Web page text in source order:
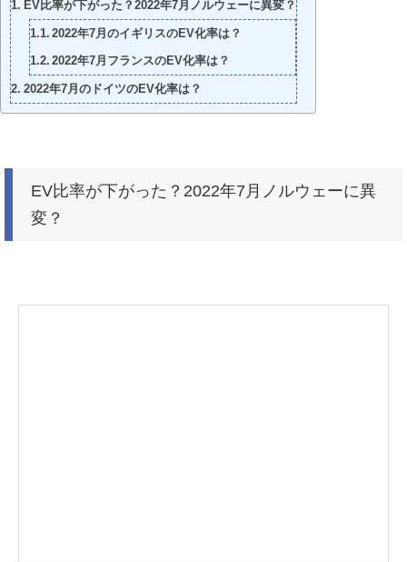
EV比率が下がった？2022年7月ノルウェーに異変？
2022年7月のイギリスのEV化率は？
2022年7月フランスのEV化率は？
2022年7月のドイツのEV化率は？
EV比率が下がった？2022年7月ノルウェーに異
変？